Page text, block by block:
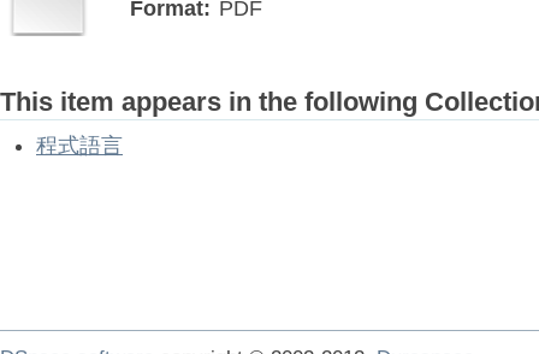
Format: PDF
This item appears in the following
程式語言